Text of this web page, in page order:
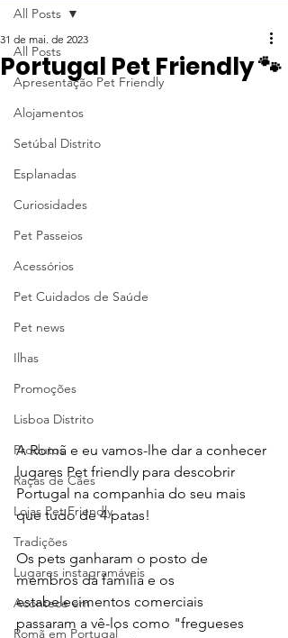
All Posts
Apresentação Pet Friendly
Alojamentos
Setúbal Distrito
Esplanadas
Curiosidades
Pet Passeios
Acessórios
Pet Cuidados de Saúde
Pet news
Ilhas
Promoções
Lisboa Distrito
Produtos
Raças de Cães
Lojas Pet Friendly
Tradições
Lugares instagramáveis
Acontece em
Romã em Portugal
All Posts
Portugal Pet Friendly 🐾
31 de mai. de 2023
A Romã e eu vamos-lhe dar a conhecer
lugares Pet friendly para descobrir
Portugal na companhia do seu mais
que tudo de 4 patas!
Os pets ganharam o posto de
membros da família e os
estabelecimentos comerciais
passaram a vê-los como "fregueses